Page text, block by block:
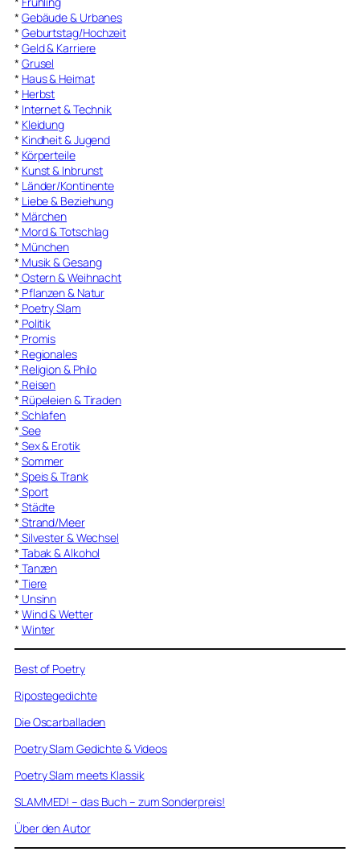
* Gebäude & Urbanes
* Geburtstag/Hochzeit
* Geld & Karriere
* Grusel
* Haus & Heimat
* Herbst
* Internet & Technik
* Kleidung
* Kindheit & Jugend
* Körperteile
* Kunst & Inbrunst
* Länder/Kontinente
* Liebe & Beziehung
* Märchen
* Mord & Totschlag
* München
* Musik & Gesang
* Ostern & Weihnacht
* Pflanzen & Natur
* Poetry Slam
* Politik
* Promis
* Regionales
* Religion & Philo
* Reisen
* Rüpeleien & Tiraden
* Schlafen
* See
* Sex & Erotik
* Sommer
* Speis & Trank
* Sport
* Städte
* Strand/Meer
* Silvester & Wechsel
* Tabak & Alkohol
* Tanzen
* Tiere
* Unsinn
* Wind & Wetter
* Winter
Best of Poetry
Ripostegedichte
Die Oscarballaden
Poetry Slam Gedichte & Videos
Poetry Slam meets Klassik
SLAMMED! – das Buch – zum Sonderpreis!
Über den Autor